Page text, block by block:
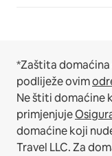
*Zaštita domaćina
podliježe ovim
Ne štiti domaćine
primjenjuje
domaćine koji
Travel LLC.Za